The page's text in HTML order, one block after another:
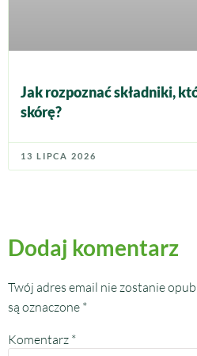
Jak rozpoznać składniki,
skórę?
13 LIPCA 2026
Dodaj komentarz
Twój adres email nie zostanie
są oznaczone *
Komentarz *